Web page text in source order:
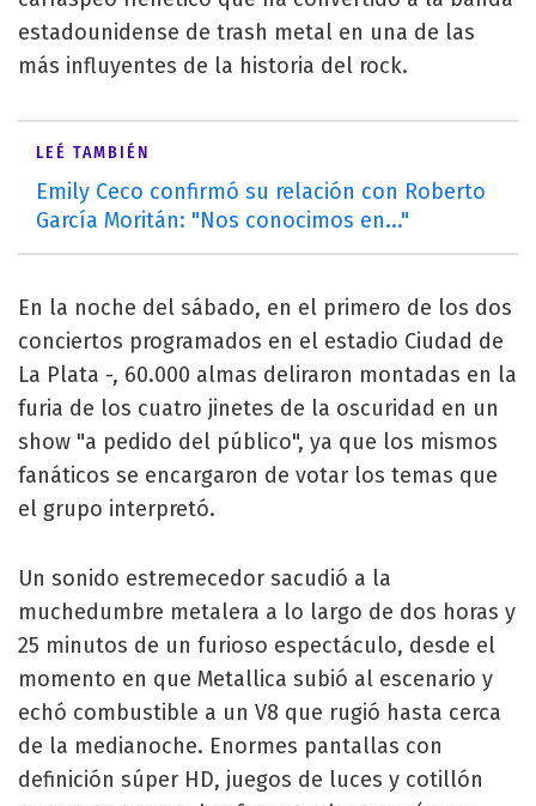
estadounidense de trash metal en una de las
más influyentes de la historia del rock.
LEÉ TAMBIÉN
Emily Ceco confirmó su relación con Roberto
García Moritán: "Nos conocimos en..."
En la noche del sábado, en el primero de los dos
conciertos programados en el estadio Ciudad de
La Plata -, 60.000 almas deliraron montadas en la
furia de los cuatro jinetes de la oscuridad en un
show "a pedido del público", ya que los mismos
fanáticos se encargaron de votar los temas que
el grupo interpretó.
Un sonido estremecedor sacudió a la
muchedumbre metalera a lo largo de dos horas y
25 minutos de un furioso espectáculo, desde el
momento en que Metallica subió al escenario y
echó combustible a un V8 que rugió hasta cerca
de la medianoche. Enormes pantallas con
definición súper HD, juegos de luces y cotillón